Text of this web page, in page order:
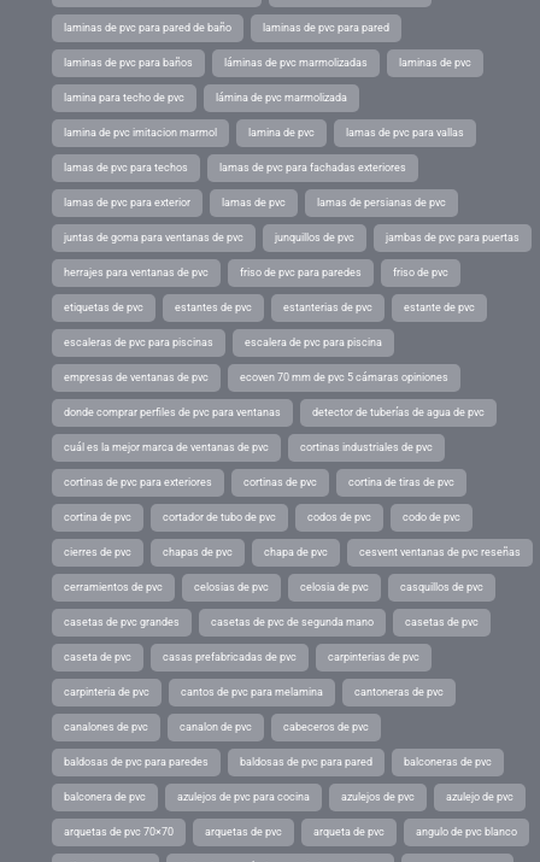
laminas de pvc para pared de baño laminas de pvc para pared
laminas de pvc para baños láminas de pvc marmolizadas laminas de pvc
lamina para techo de pvc lámina de pvc marmolizada
lamina de pvc imitacion marmol lamina de pvc lamas de pvc para vallas
lamas de pvc para techos lamas de pvc para fachadas exteriores
lamas de pvc para exterior lamas de pvc lamas de persianas de pvc
juntas de goma para ventanas de pvc junquillos de pvc jambas de pvc para puertas
herrajes para ventanas de pvc friso de pvc para paredes friso de pvc
etiquetas de pvc estantes de pvc estanterias de pvc estante de pvc
escaleras de pvc para piscinas escalera de pvc para piscina
empresas de ventanas de pvc ecoven 70 mm de pvc 5 cámaras opiniones
donde comprar perfiles de pvc para ventanas detector de tuberías de agua de pvc
cuál es la mejor marca de ventanas de pvc cortinas industriales de pvc
cortinas de pvc para exteriores cortinas de pvc cortina de tiras de pvc
cortina de pvc cortador de tubo de pvc codos de pvc codo de pvc
cierres de pvc chapas de pvc chapa de pvc cesvent ventanas de pvc reseñas
cerramientos de pvc celosias de pvc celosia de pvc casquillos de pvc
casetas de pvc grandes casetas de pvc de segunda mano casetas de pvc
caseta de pvc casas prefabricadas de pvc carpinterias de pvc
carpinteria de pvc cantos de pvc para melamina cantoneras de pvc
canalones de pvc canalon de pvc cabeceros de pvc
baldosas de pvc para paredes baldosas de pvc para pared balconeras de pvc
balconera de pvc azulejos de pvc para cocina azulejos de pvc azulejo de pvc
arquetas de pvc 70×70 arquetas de pvc arqueta de pvc angulo de pvc blanco